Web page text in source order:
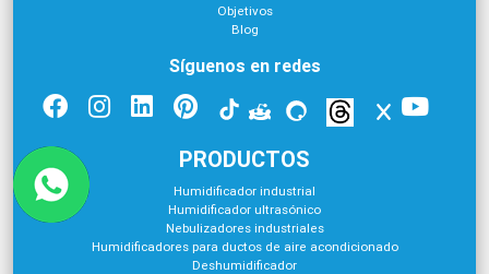
Objetivos
Blog
Síguenos en redes
PRODUCTOS
Humidificador industrial
Humidificador ultrasónico
Nebulizadores industriales
Humidificadores para ductos de aire acondicionado
Deshumidificador